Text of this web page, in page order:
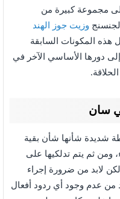
مجموعة كبيرة من
وزيت جوز الهند
هذه المكونات السابقة
دورها الأساسي الآخر في
سان
شديدة شأنها شأن بقية
ومن ثم يتم تدلكيها على
لابد من ضرورة إجراء
من عدم وجود أي ردود أفعال